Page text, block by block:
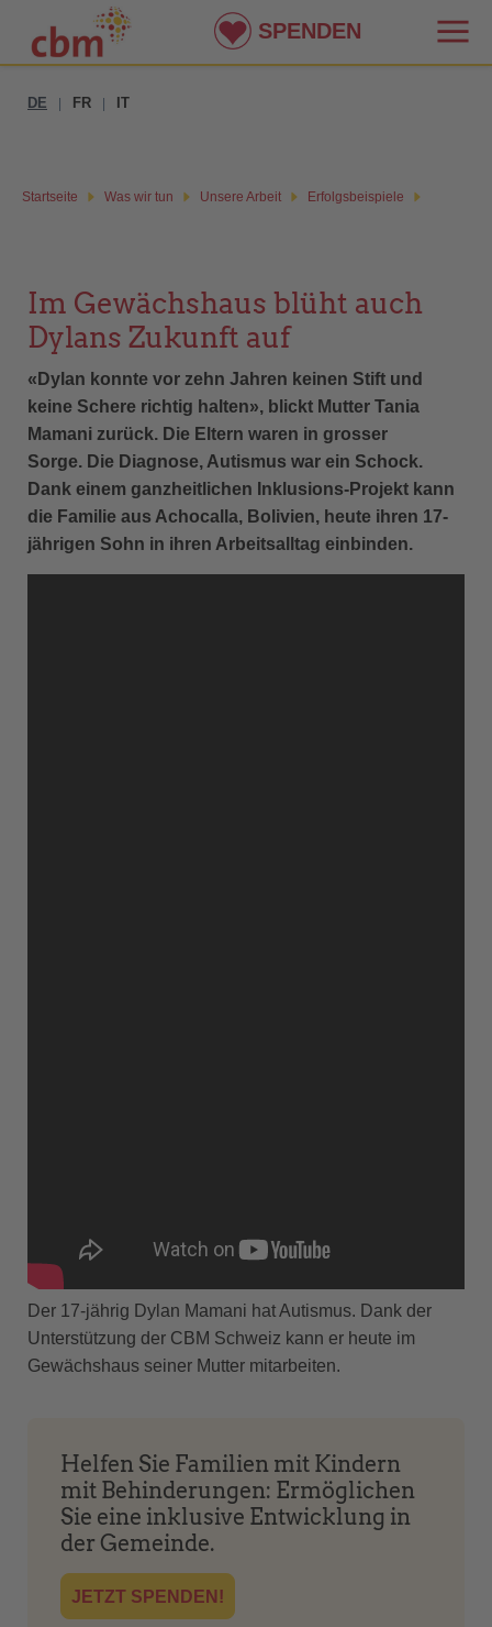
DE FR IT
Startseite Was wir tun Unsere Arbeit Erfolgsbeispiele
Im Gewächshaus blüht auch
Dylans Zukunft auf
«Dylan konnte vor zehn Jahren keinen Stift und
keine Schere richtig halten», blickt Mutter Tania
Mamani zurück. Die Eltern waren in grosser
Sorge. Die Diagnose, Autismus war ein Schock.
Dank einem ganzheitlichen Inklusions-Projekt kann
die Familie aus Achocalla, Bolivien, heute ihren 17-
jährigen Sohn in ihren Arbeitsalltag einbinden.
Der 17-jährig Dylan Mamani hat Autismus. Dank der
Unterstützung der CBM Schweiz kann er heute im
Gewächshaus seiner Mutter mitarbeiten.
Helfen Sie Familien mit Kindern
mit Behinderungen: Ermöglichen
Sie eine inklusive Entwicklung in
der Gemeinde.
JETZT SPENDEN!
SPENDEN